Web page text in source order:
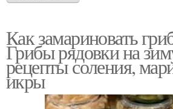
Как замариновать
Грибы рядовки на
рецепты соления,
икры